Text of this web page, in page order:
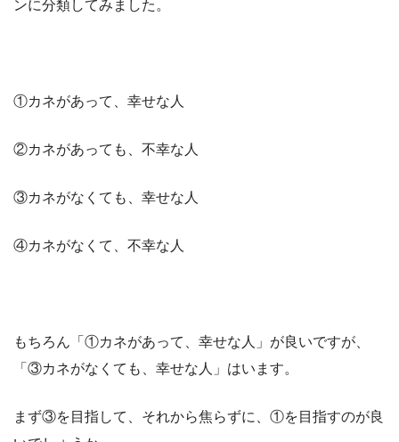
ンに分類してみました。
①カネがあって、幸せな人
②カネがあっても、不幸な人
③カネがなくても、幸せな人
④カネがなくて、不幸な人
もちろん「①カネがあって、幸せな人」が良いですが、
「③カネがなくても、幸せな人」はいます。
まず③を目指して、それから焦らずに、①を目指すのが良